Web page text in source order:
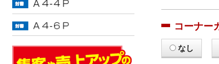
コーナー
なし